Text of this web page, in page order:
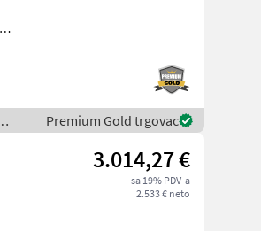
Premium Gold trgovac
3.014,27 €
sa 19% PDV-a
2.533 € neto